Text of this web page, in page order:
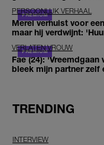
PERSOONLIJK VERHAAL
Merel verhuist voor
maar hij verdwijnt:
VERLATEN VROUW
Fae (24):
bleek mijn partner zelf
TRENDING
INTERVIEW